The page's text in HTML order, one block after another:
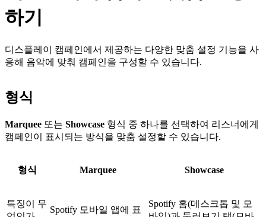
하기
디스플레이 캠페인에서 제공하는 다양한 맞춤 설정 기능을 사
용해 음악에 맞춰 캠페인을 구성할 수 있습니다.
형식
Marquee 또는 Showcase 형식 중 하나를 선택하여 리스너에게
캠페인이 표시되는 방식을 맞춤 설정할 수 있습니다.
형식 Marquee Showcase
특징이 무
Spotify 모바일 앱에 표
Spotify 홈(데스크톱 및 모